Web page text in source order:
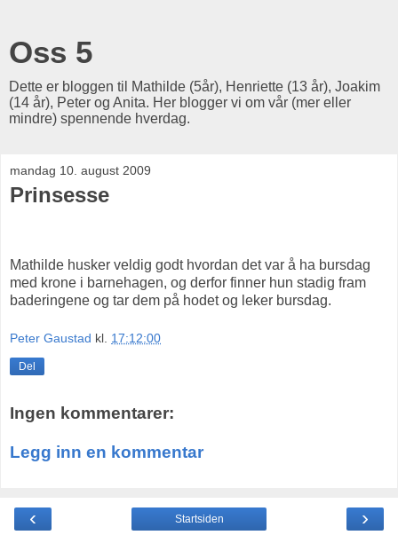
Oss 5
Dette er bloggen til Mathilde (5år), Henriette (13 år), Joakim
(14 år), Peter og Anita. Her blogger vi om vår (mer eller
mindre) spennende hverdag.
mandag 10. august 2009
Prinsesse
Mathilde husker veldig godt hvordan det var å ha bursdag
med krone i barnehagen, og derfor finner hun stadig fram
baderingene og tar dem på hodet og leker bursdag.
Peter Gaustad kl. 17:12:00
Del
Ingen kommentarer:
Legg inn en kommentar
‹ ›
Startsiden